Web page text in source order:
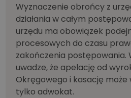
Wyznaczenie obrońcy z
działania w całym
urzędu ma obowiązek
procesowych do czasu
zakończenia postępowania.
uwadze, że apelację od
Okręgowego i kasację może
tylko adwokat.